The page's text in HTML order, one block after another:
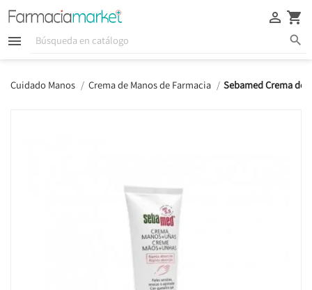
  
 
Cuidado Manos Crema de Manos de Farmacia Sebamed Crema de